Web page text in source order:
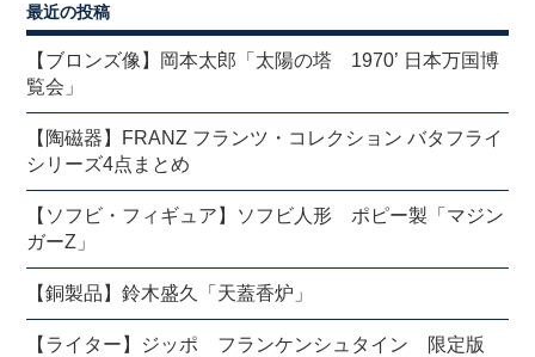
最近の投稿
【ブロンズ像】岡本太郎「太陽の塔 1970’ 日本万国博
覧会」
【陶磁器】FRANZ フランツ・コレクション バタフライ
シリーズ4点まとめ
【ソフビ・フィギュア】ソフビ人形 ポピー製「マジン
ガーZ」
【銅製品】鈴木盛久「天蓋香炉」
【ライター】ジッポ フランケンシュタイン 限定版